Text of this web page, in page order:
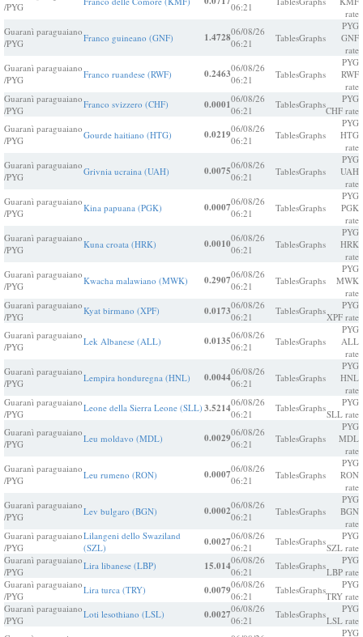
/PYG
06:21
rate
Guaranì paraguaiano
/PYG
Franco guineano (GNF) 1.472806/08/26
06:21
TablesGraphs
PYG
GNF
rate
Guaranì paraguaiano
/PYG
Franco ruandese (RWF) 0.246306/08/26
06:21
TablesGraphs
PYG
RWF
rate
Guaranì paraguaiano
/PYG
Franco svizzero (CHF) 0.000106/08/26
06:21
TablesGraphs
PYG
CHF rate
Guaranì paraguaiano
/PYG
Gourde haitiano (HTG) 0.021906/08/26
06:21
TablesGraphs
PYG
HTG
rate
Guaranì paraguaiano
/PYG
Grivnia ucraina (UAH) 0.007506/08/26
06:21
TablesGraphs
PYG
UAH
rate
Guaranì paraguaiano
/PYG
Kina papuana (PGK) 0.000706/08/26
06:21
TablesGraphs
PYG
PGK
rate
Guaranì paraguaiano
/PYG
Kuna croata (HRK) 0.001006/08/26
06:21
TablesGraphs
PYG
HRK
rate
Guaranì paraguaiano
/PYG
Kwacha malawiano (MWK) 0.290706/08/26
06:21
TablesGraphs
PYG
MWK
rate
Guaranì paraguaiano
/PYG
Kyat birmano (XPF) 0.017306/08/26
06:21
TablesGraphs
PYG
XPF rate
Guaranì paraguaiano
/PYG
Lek Albanese (ALL) 0.013506/08/26
06:21
TablesGraphs
PYG
ALL
rate
Guaranì paraguaiano
/PYG
Lempira honduregna (HNL) 0.004406/08/26
06:21
TablesGraphs
PYG
HNL
rate
Guaranì paraguaiano
/PYG
Leone della Sierra Leone (SLL) 3.521406/08/26
06:21
TablesGraphs
PYG
SLL rate
Guaranì paraguaiano
/PYG
Leu moldavo (MDL) 0.002906/08/26
06:21
TablesGraphs
PYG
MDL
rate
Guaranì paraguaiano
/PYG
Leu rumeno (RON) 0.000706/08/26
06:21
TablesGraphs
PYG
RON
rate
Guaranì paraguaiano
/PYG
Lev bulgaro (BGN) 0.000206/08/26
06:21
TablesGraphs
PYG
BGN
rate
Guaranì paraguaiano
/PYG
Lilangeni dello Swaziland
(SZL)
0.002706/08/26
06:21
TablesGraphs
PYG
SZL rate
Guaranì paraguaiano
/PYG
Lira libanese (LBP) 15.01406/08/26
06:21
TablesGraphs
PYG
LBP rate
Guaranì paraguaiano
/PYG
Lira turca (TRY) 0.007906/08/26
06:21
TablesGraphs
PYG
TRY rate
Guaranì paraguaiano
/PYG
Loti lesothiano (LSL) 0.002706/08/26
06:21
TablesGraphs
PYG
LSL rate
PYG